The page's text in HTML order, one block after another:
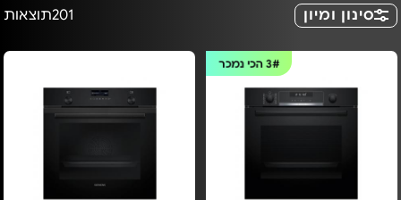
סינון ומיון 201תוצאות
3#הכי נמכר